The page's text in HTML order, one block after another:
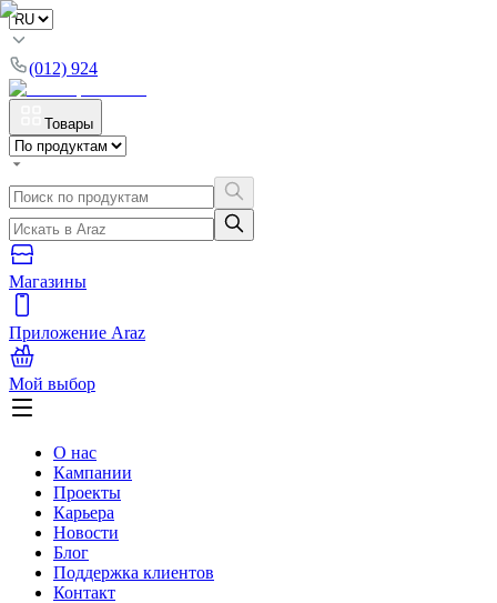
(012) 924
Товары
Магазины
Приложение Araz
Мой выбор
О нас
Кампании
Проекты
Карьера
Новости
Блог
Поддержка клиентов
Контакт